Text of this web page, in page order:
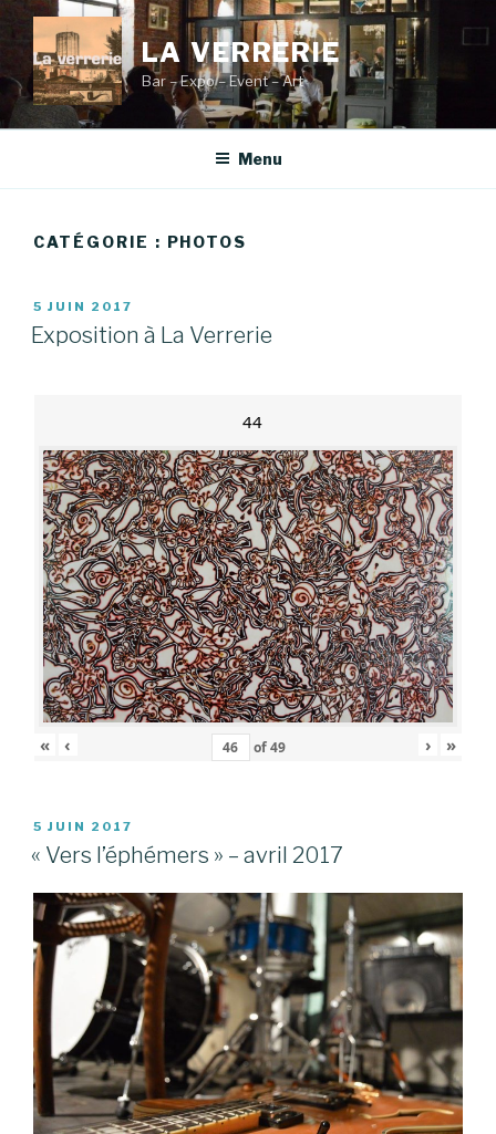
contenu
principal
LA VERRERIE
Bar – Expo – Event – Art
Menu
CATÉGORIE : PHOTOS
PUBLIÉ
LE
5 JUIN 2017
Exposition à La Verrerie
44
« ‹ of49 › »
PUBLIÉ
LE
5 JUIN 2017
« Vers l’éphémers » – avril 2017